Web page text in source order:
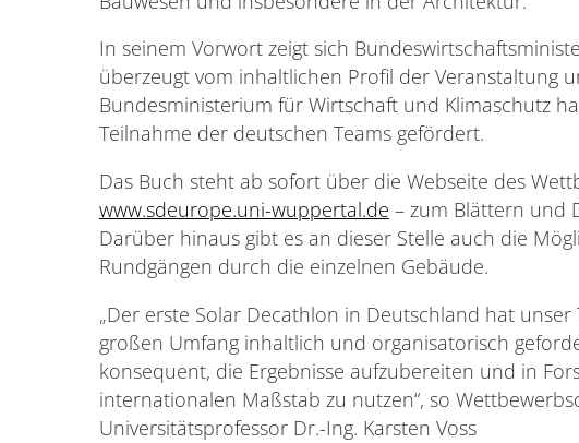
In seinem Vorwort zeigt sich
überzeugt vom inhaltlichen Profil der Veranstaltung
Bundesministerium für Wirtschaft und Klimaschutz
Teilnahme der deutschen Teams gefördert.
Das Buch steht ab sofort über die Webseite des
www.sdeurope.uni-wuppertal.de – zum Blättern und
Darüber hinaus gibt es an dieser Stelle auch die
Rundgängen durch die einzelnen Gebäude.
„Der erste Solar Decathlon in Deutschland hat
großen Umfang inhaltlich und organisatorisch
konsequent, die Ergebnisse aufzubereiten und in
internationalen Maßstab zu nutzen“, so
Universitätsprofessor Dr.-Ing. Karsten Voss